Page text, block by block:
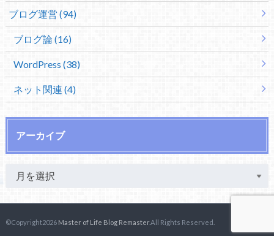
ブログ運営 (94)
ブログ論 (16)
WordPress (38)
ネット関連 (4)
アーカイブ
©Copyright2026 Master of Life Blog Remaster.All Rights Reserved.